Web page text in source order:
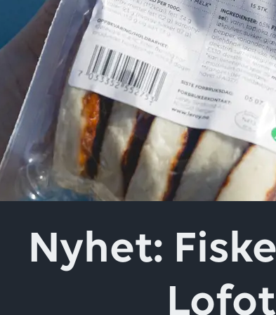
søket i feltet over
Nyhet: